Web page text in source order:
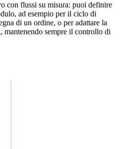
con flussi su misura: puoi definire
ad esempio per il ciclo di
di un ordine, o per adattare la
sempre il controllo di